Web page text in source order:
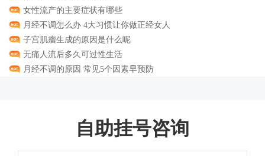
女性流产的主要症状有哪些
月经不调怎么办 4大习惯让你做正经女人
子宫肌瘤生成的原因是什么呢
无痛人流后多久可过性生活
月经不调的原因 常见5个因素早预防
自助挂号咨询